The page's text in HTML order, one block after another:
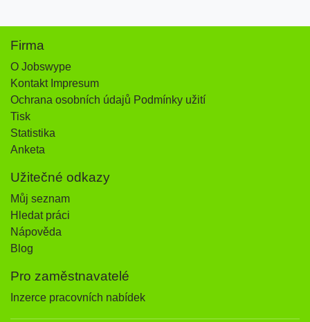
Firma
O Jobswype
Kontakt Impresum
Ochrana osobních údajů Podmínky užití
Tisk
Statistika
Anketa
Užitečné odkazy
Můj seznam
Hledat práci
Nápověda
Blog
Pro zaměstnavatelé
Inzerce pracovních nabídek